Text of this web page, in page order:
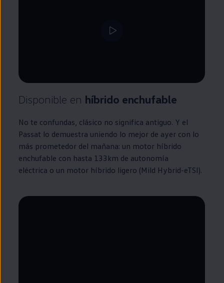
Disponible en híbrido enchufable
No te confundas, clásico no significa antiguo. Y el
Passat lo demuestra uniendo lo mejor de ayer con lo
más prometedor del mañana: un motor híbrido
enchufable con hasta 133km de autonomía
eléctrica o un motor híbrido ligero (Mild Hybrid-eTSI).